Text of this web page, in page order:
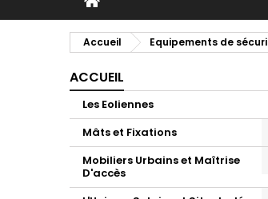
Accueil Equipements de
ACCUEIL
Les Eoliennes
Mâts et Fixations
Mobiliers Urbains et Maîtrise
D'accès